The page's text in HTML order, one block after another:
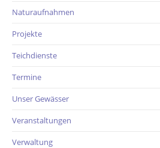
Naturaufnahmen
Projekte
Teichdienste
Termine
Unser Gewässer
Veranstaltungen
Verwaltung